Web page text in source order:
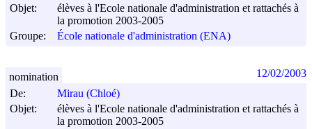
Objet:
élèves à l'Ecole nationale d'administration et rattachés à
la promotion 2003-2005
Groupe:
École nationale d'administration (ENA)
De:
Mirau (Chloé)
Objet:
élèves à l'Ecole nationale d'administration et rattachés à
la promotion 2003-2005
nomination 12/02/2003